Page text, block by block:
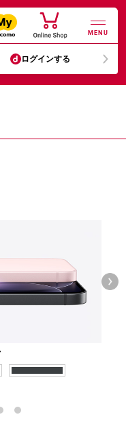
MENU
ログインする